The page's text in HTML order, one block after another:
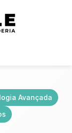
Avançada